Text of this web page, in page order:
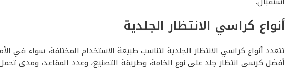
أنواع كراسي الانتظار الجلدية
تتعدد أنواع كراسي الانتظار الجلدية لتناسب طبيعة الاستخدام المختلفة، سواء في
أفضل كرسى انتظار جلد على نوع الخامة، وطريقة التصنيع، وعدد المقاعد، ومدى